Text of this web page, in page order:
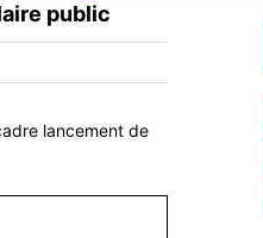
public
lancement de